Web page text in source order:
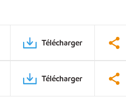
Télécharger
Télécharger